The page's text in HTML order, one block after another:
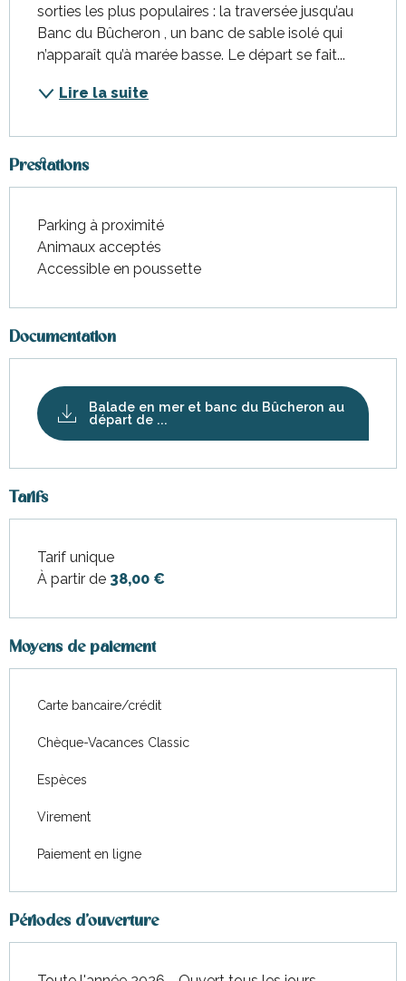
sorties les plus populaires : la traversée jusqu’au
Banc du Bûcheron ️, un banc de sable isolé qui
n’apparaît qu’à marée basse. Le départ se fait...
Lire la suite
Prestations
Parking à proximité
Animaux acceptés
Accessible en poussette
Documentation
Balade en mer et banc du Bûcheron au
départ de ...
Tarifs
Tarifs 2026
Tarif unique
À partir de 38,00 €
Moyens de paiement
Carte bancaire/crédit
Chèque-Vacances Classic
Espèces
Virement
Paiement en ligne
Périodes d'ouverture